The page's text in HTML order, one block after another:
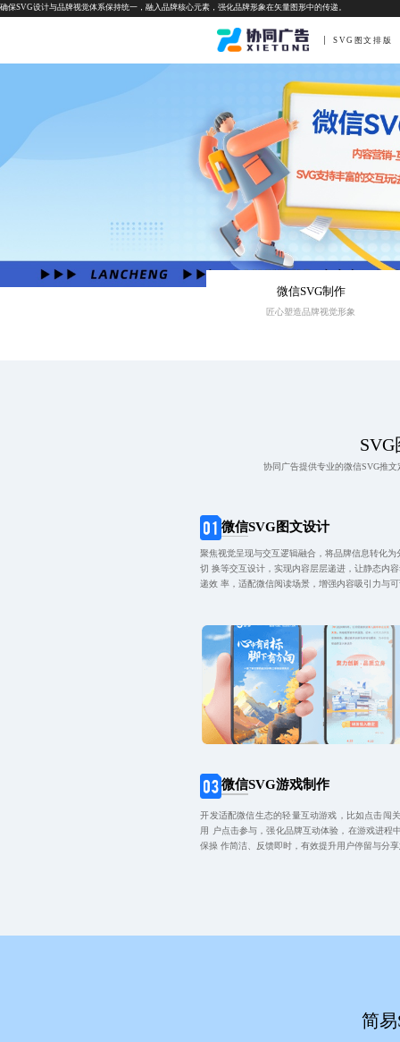
确保SVG设计与品牌视觉体系保持统一，融入品牌核心元素，强化品牌形象在矢量图形中的传递。
SVG图文排版
微信SVG制作
匠心塑造品牌视觉形象
聚焦视觉呈现与交互逻辑融合，将品牌信息转化
切 换等交互设计，实现内容层层递进，让静态内
递效 率，适配微信阅读场景，增强内容吸引力与
微信SVG图文设计
开发适配微信生态的轻量互动游戏，比如点击闯
用 户点击参与，强化品牌互动体验，在游戏进程
保操 作简洁、反馈即时，有效提升用户停留与分
微信SVG游戏制作
协同广告提供专业的微信SVG推
简易